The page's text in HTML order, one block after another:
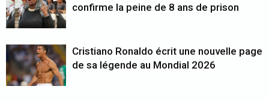
confirme la peine de 8 ans de prison
Cristiano Ronaldo écrit une nouvelle page
de sa légende au Mondial 2026